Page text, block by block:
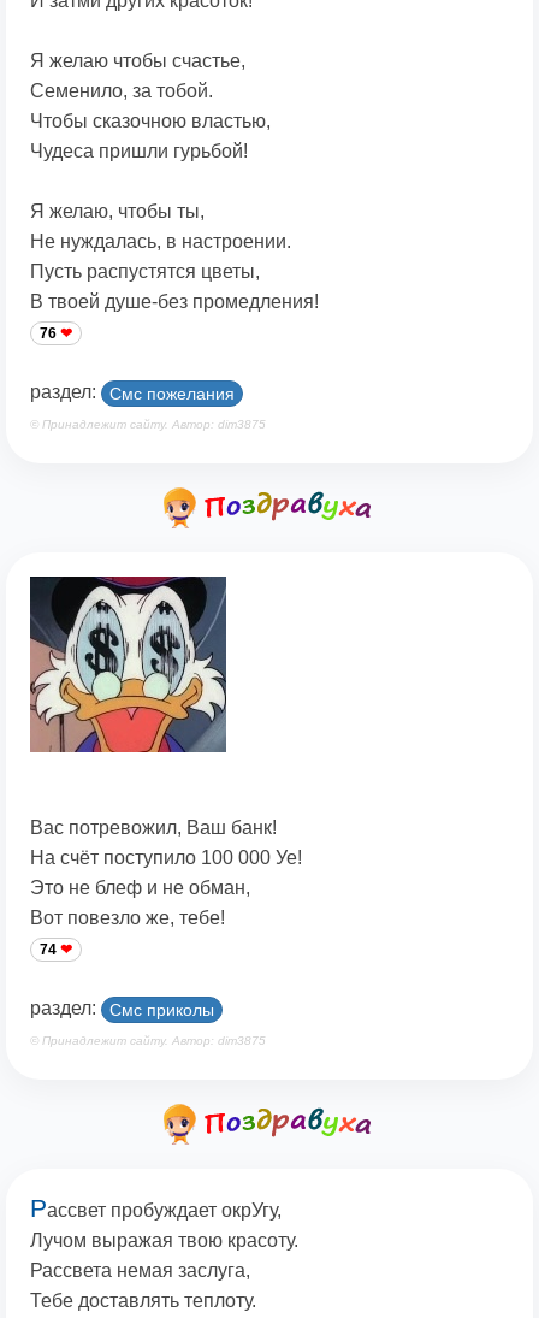
Я желаю чтобы счастье,
Семенило, за тобой.
Чтобы сказочною властью,
Чудеса пришли гурьбой!
Я желаю, чтобы ты,
Не нуждалась, в настроении.
Пусть распустятся цветы,
В твоей душе-без промедления!
76
раздел: Смс пожелания
© Принадлежит сайту. Автор: dim3875
Вас потревожил, Ваш банк!
На счёт поступило 100 000 Уе!
Это не блеф и не обман,
Вот повезло же, тебе!
74
раздел: Смс приколы
© Принадлежит сайту. Автор: dim3875
Рассвет пробуждает окрУгу,
Лучом выражая твою красоту.
Рассвета немая заслуга,
Тебе доставлять теплоту.